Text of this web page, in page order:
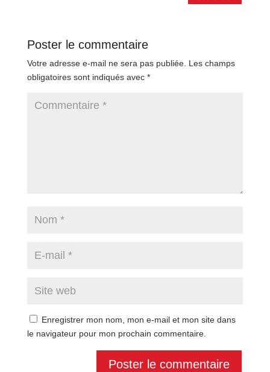
Poster le commentaire
Votre adresse e-mail ne sera pas publiée. Les champs
obligatoires sont indiqués avec *
Enregistrer mon nom, mon e-mail et mon site dans
le navigateur pour mon prochain commentaire.